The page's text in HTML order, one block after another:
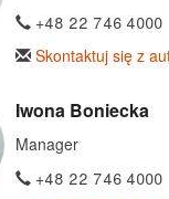
+48 22 746 4000
Skontaktuj się z
Iwona Boniecka
Manager
+48 22 746 4000